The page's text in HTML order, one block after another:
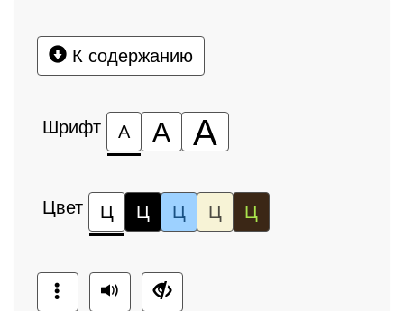
К содержанию
Шрифт А А А
Цвет Ц Ц Ц Ц Ц